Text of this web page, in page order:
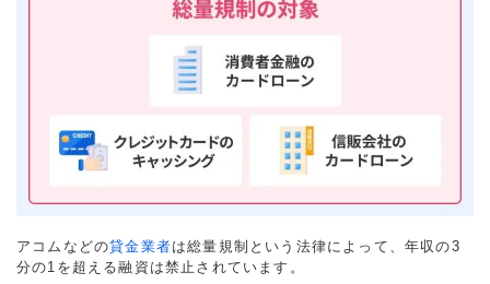
アコムなどの貸金業者は総量規制という法律によって、年収の3
分の1を超える融資は禁止されています。